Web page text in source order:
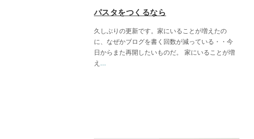
パスタをつくるなら
久しぶりの更新です。家にいることが増えたの
に、なぜかブログを書く回数が減っている・・今
日からまた再開したいものだ。 家にいることが増
え ...